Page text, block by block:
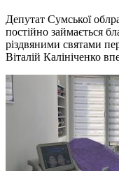
Депутат Сумської
постійно займається
різдвяними святами
Віталій Калініченко